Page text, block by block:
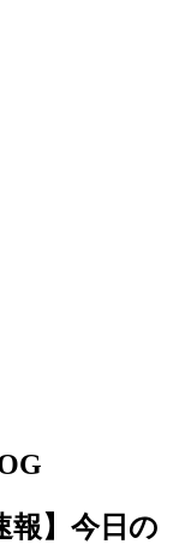
報】今日の